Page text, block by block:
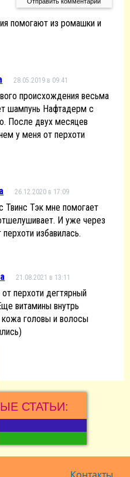
помогают из ромашки и
28.05.2019 в 09:41
происхождения весьма
шампунь Нафтадерм с
После двух месяцев
у меня от перхоти
26.12.2020 в 17:09
Твинс Тэк мне помогает
И уже через
избавилась.
21.08.2021 в 13:11
перхоти дегтярный
витамины внутрь
головы и волосы
СТАТЬИ: